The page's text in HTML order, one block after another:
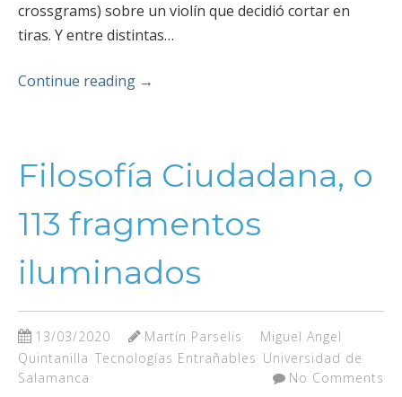
crossgrams) sobre un violín que decidió cortar en
tiras. Y entre distintas…
Continue reading →
Filosofía Ciudadana, o
113 fragmentos
iluminados
13/03/2020 Martín Parselis
Miguel Angel
Quintanilla Tecnologías Entrañables Universidad de
Salamanca
No Comments